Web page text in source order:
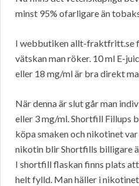
minst 95% ofarligare än
I webbutiken allt-fraktfritt.se
vätskan man röker. 10 ml E-
eller 18 mg/ml är bra direkt
När denna är slut går man
eller 3 mg/ml. Shortfill Fillups
köpa smaken och nikotinet
nikotin blir Shortfills billigare
I shortfill flaskan finns plats
helt fylld. Man häller i